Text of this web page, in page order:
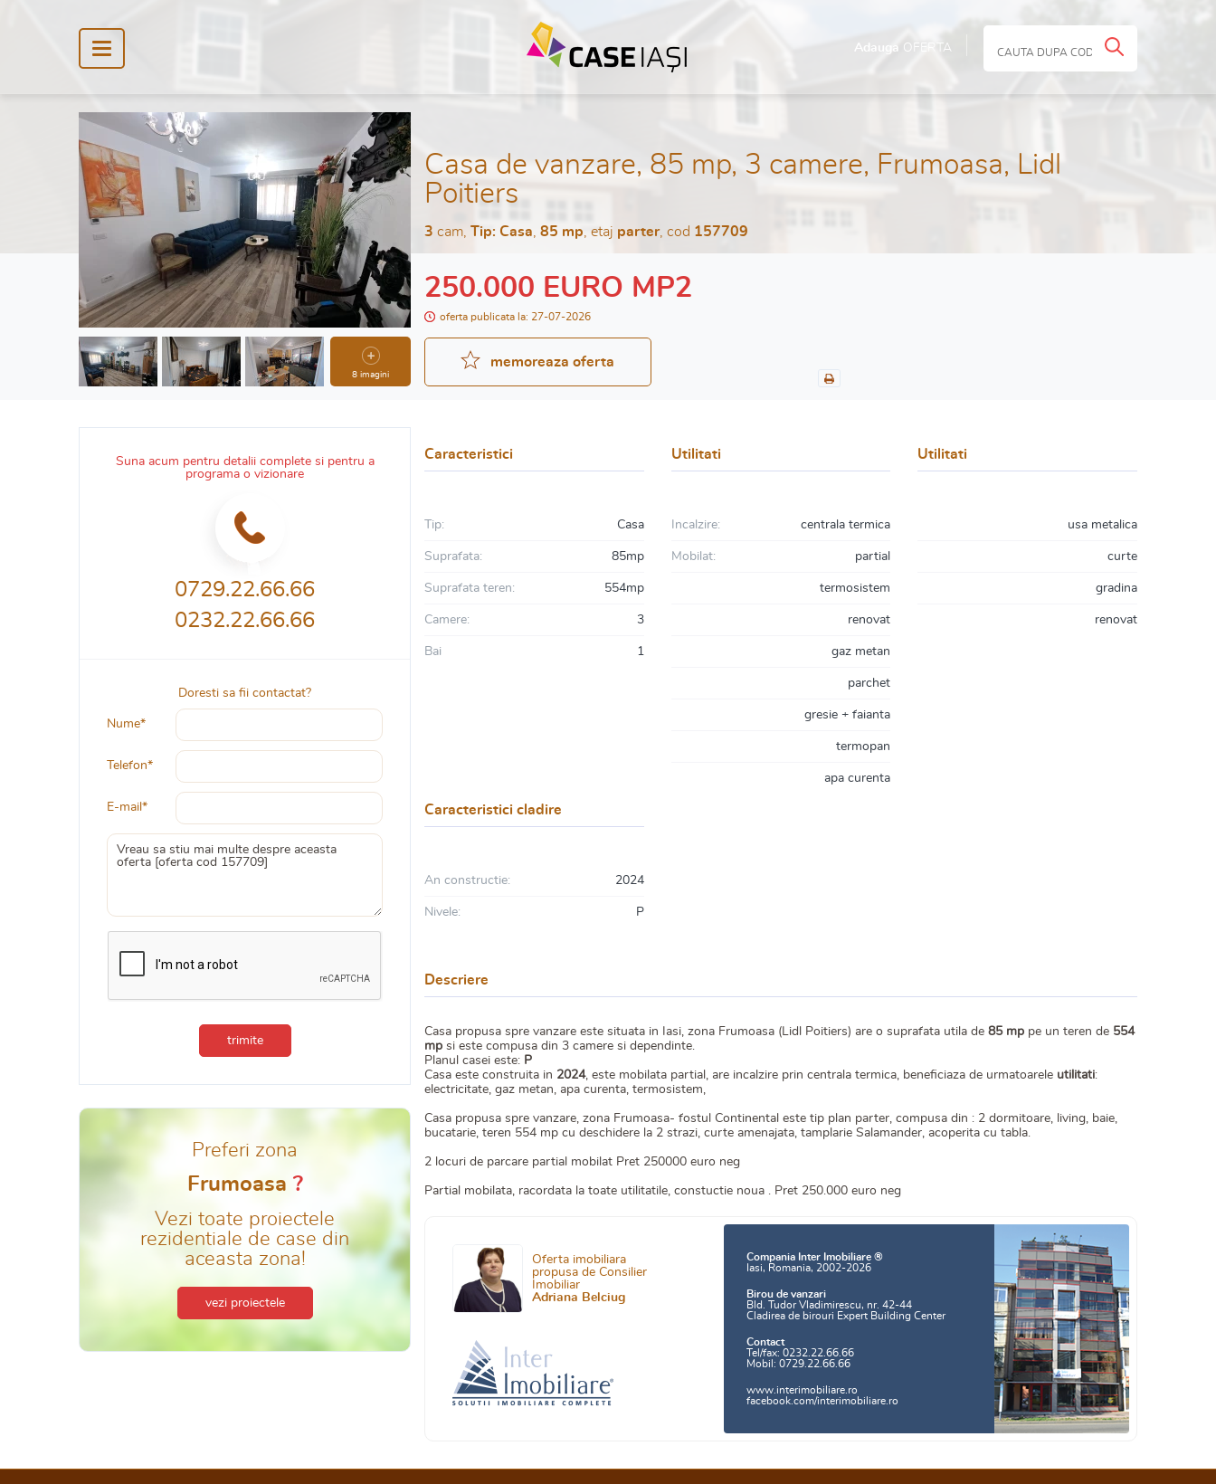
Adauga OFERTA
8 imagini
Casa de vanzare, 85 mp, 3 camere, Frumoasa, Lidl
Poitiers
3 cam, Tip: Casa 85 mp , etaj parter, cod 157709
250.000 EURO MP2
oferta publicata la: 27-07-2026
memoreaza oferta
Suna acum pentru detalii complete si pentru a
programa o vizionare
0729.22.66.66
0232.22.66.66
Doresti sa fii contactat?
Nume*
Telefon*
E-mail*
trimite
Preferi zona
Frumoasa ?
Vezi toate proiectele
rezidentiale de case din
aceasta zona!
vezi proiectele
Caracteristici
Tip: Casa
Suprafata: 85mp
Suprafata teren: 554mp
Camere: 3
Bai 1
Utilitati
Incalzire: centrala termica
Mobilat: partial
termosistem
renovat
gaz metan
parchet
gresie + faianta
termopan
apa curenta
Utilitati
usa metalica
curte
gradina
renovat
Caracteristici cladire
An constructie: 2024
Nivele: P
Descriere
Casa propusa spre vanzare este situata in Iasi, zona Frumoasa (Lidl Poitiers) are o suprafata utila de 85 mp pe un teren de 554
mp si este compusa din 3 camere si dependinte.
Planul casei este: P
Casa este construita in 2024, este mobilata partial, are incalzire prin centrala termica, beneficiaza de urmatoarele utilitati:
electricitate, gaz metan, apa curenta, termosistem,
Casa propusa spre vanzare, zona Frumoasa- fostul Continental este tip plan parter, compusa din : 2 dormitoare, living, baie,
bucatarie, teren 554 mp cu deschidere la 2 strazi, curte amenajata, tamplarie Salamander, acoperita cu tabla.
2 locuri de parcare partial mobilat Pret 250000 euro neg
Partial mobilata, racordata la toate utilitatile, constuctie noua . Pret 250.000 euro neg
Oferta imobiliara
propusa de Consilier
Imobiliar
Adriana Belciug
Compania Inter Imobiliare ®
Iasi, Romania, 2002-2026
Birou de vanzari
Bld. Tudor Vladimirescu, nr. 42-44
Cladirea de birouri Expert Building Center
Contact
Tel/fax: 0232.22.66.66
Mobil: 0729.22.66.66
www.interimobiliare.ro
facebook.com/interimobiliare.ro